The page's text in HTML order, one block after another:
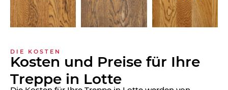
DIE KOSTEN
Kosten und Preise für Ihre
Treppe in Lotte